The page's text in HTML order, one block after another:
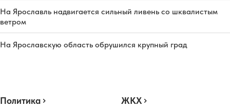
На Ярославль надвигается сильный ливень со шквалистым
ветром
На Ярославскую область обрушился крупный град
Политика ЖКХ